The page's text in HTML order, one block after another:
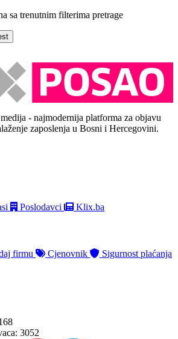
sa trenutnim filterima pretrage
- najmodernija platforma za objavu
zaposlenja u Bosni i Hercegovini.
Poslodavci Klix.ba
firmu Cjenovnik Sigurnost plaćanja
3052